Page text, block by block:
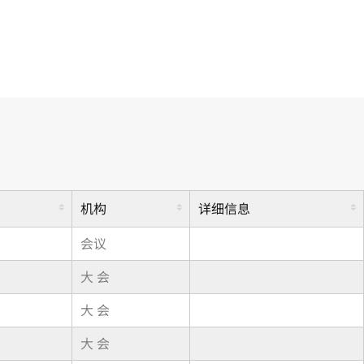
机构
详细信息
会议
大 会
大 会
大 会